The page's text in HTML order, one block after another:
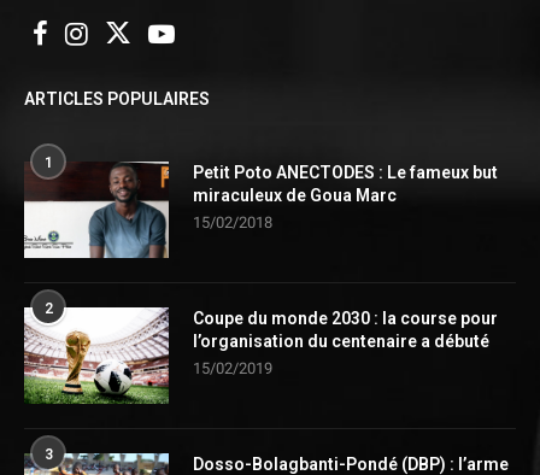
ARTICLES POPULAIRES
1
Petit Poto ANECTODES : Le fameux but
miraculeux de Goua Marc
15/02/2018
2
Coupe du monde 2030 : la course pour
l’organisation du centenaire a débuté
15/02/2019
3
Dosso-Bolagbanti-Pondé (DBP) : l’arme